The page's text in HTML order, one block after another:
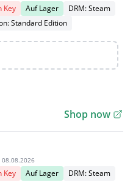
Key Auf Lager
DRM: Steam
Standard Edition
Shop now
08.08.2026
Key Auf Lager
DRM: Steam